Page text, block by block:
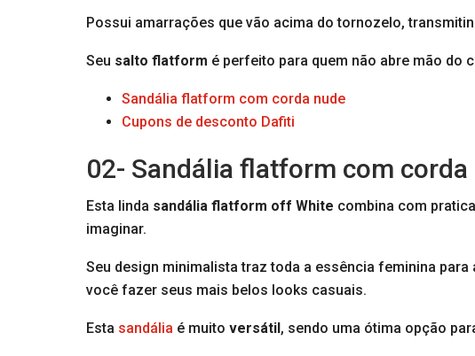
Possui amarrações que vão acima do tornozelo,
Seu salto flatform é perfeito para quem não abre mão do
Sandália flatform com corda nude
Cupons de desconto Dafiti
02- Sandália flatform com
Esta linda sandália flatform off White combina com
imaginar.
Seu design minimalista traz toda a essência feminina para
você fazer seus mais belos looks casuais.
Esta sandália é muito versátil, sendo uma ótima opção